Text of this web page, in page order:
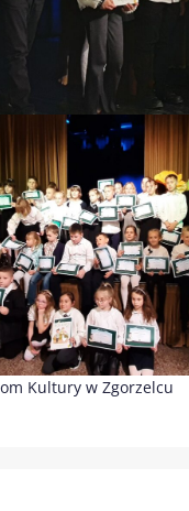
Kultury w Zgorzelcu